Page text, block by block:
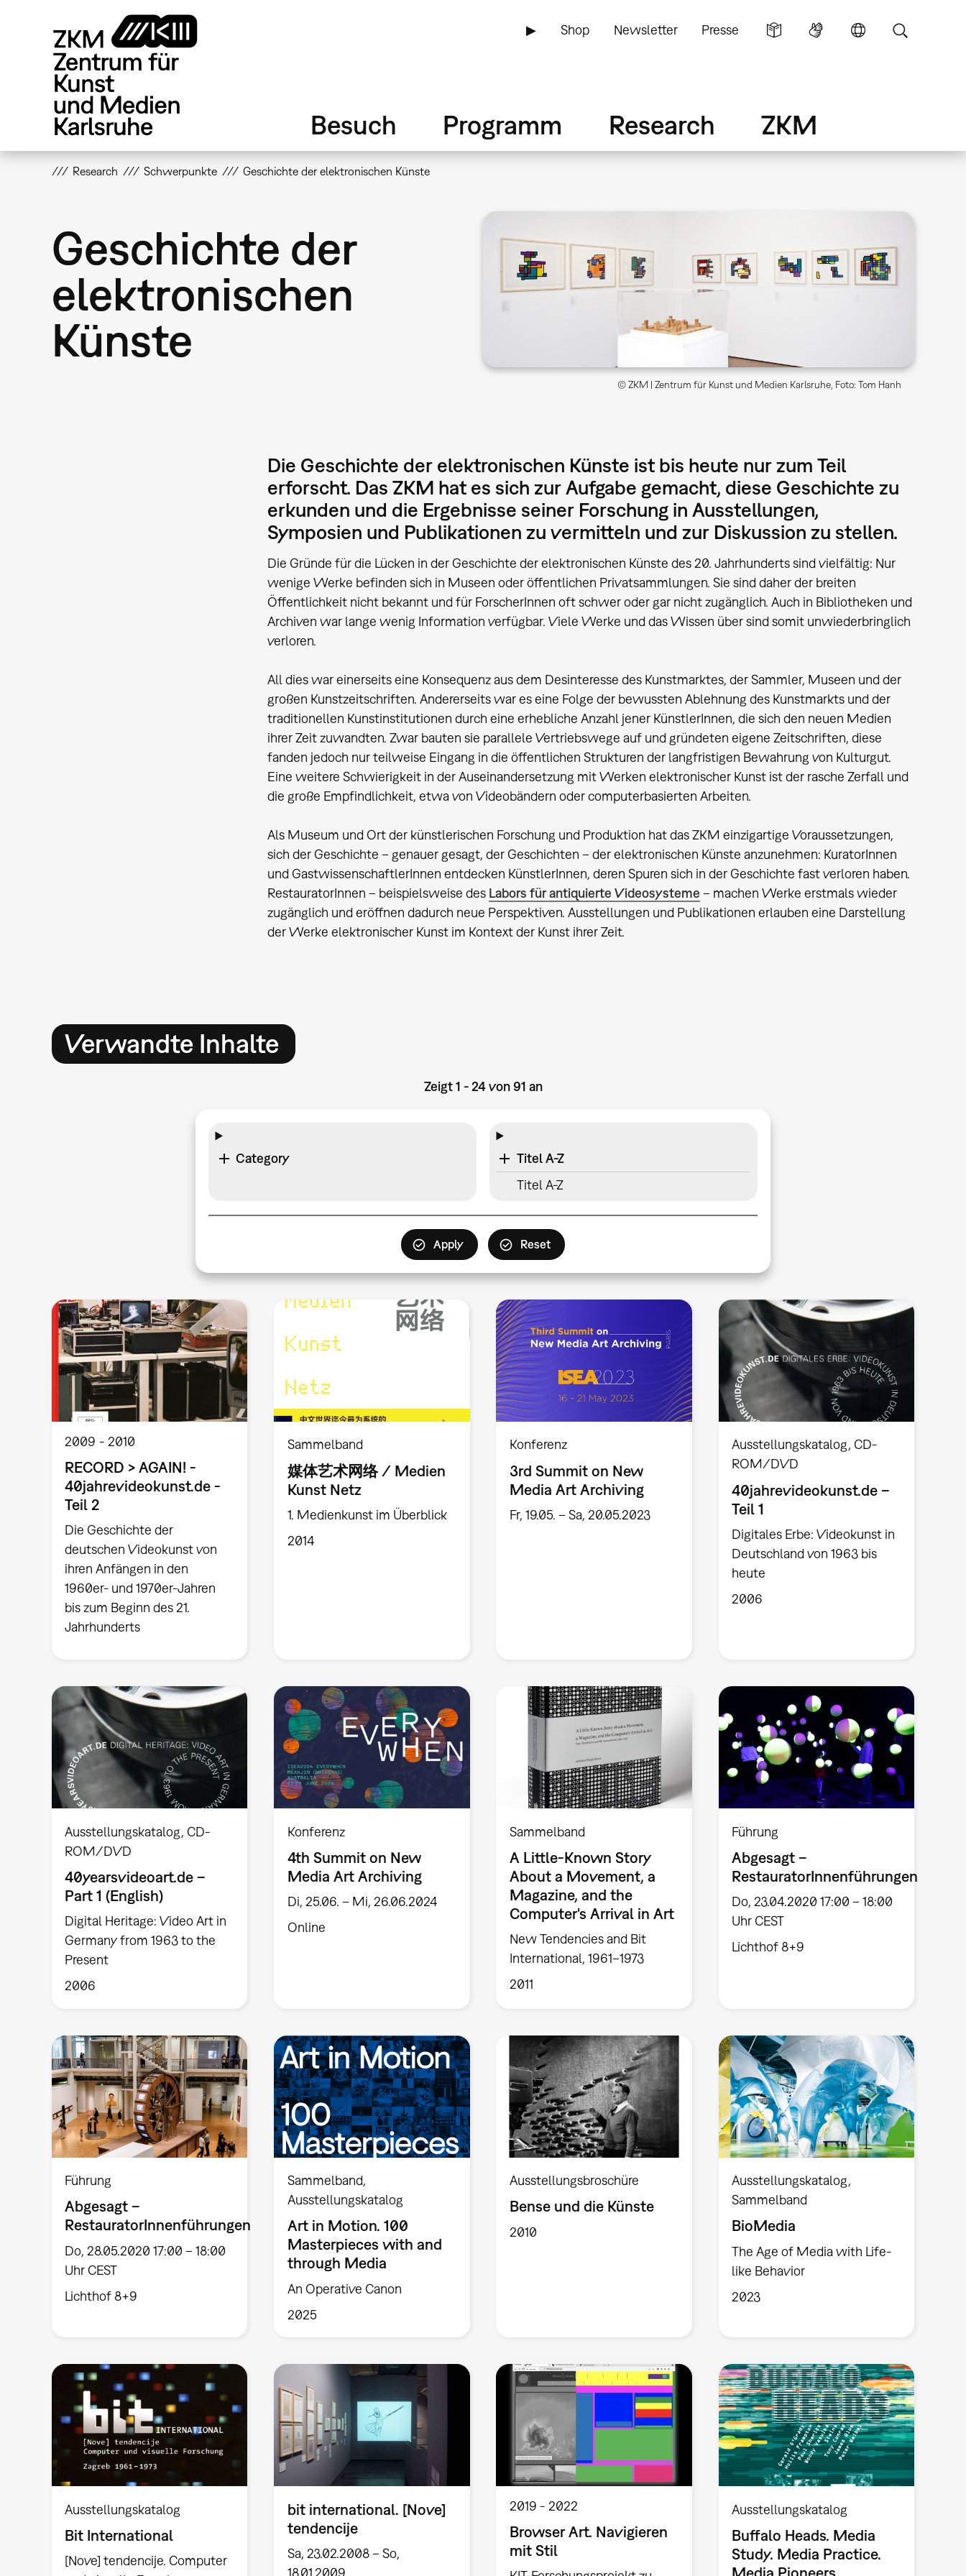
▶ Shop Newsletter Presse
Besuch Programm Research ZKM
Research Schwerpunkte Geschichte der elektronischen Künste
Geschichte der
elektronischen
Künste
© ZKM | Zentrum für Kunst und Medien Karlsruhe, Foto: Tom Hanh
Die Geschichte der elektronischen Künste ist bis heute nur zum Teil
erforscht. Das ZKM hat es sich zur Aufgabe gemacht, diese Geschichte zu
erkunden und die Ergebnisse seiner Forschung in Ausstellungen,
Symposien und Publikationen zu vermitteln und zur Diskussion zu stellen.
Die Gründe für die Lücken in der Geschichte der elektronischen Künste des 20. Jahrhunderts sind vielfältig: Nur
wenige Werke befinden sich in Museen oder öffentlichen Privatsammlungen. Sie sind daher der breiten
Öffentlichkeit nicht bekannt und für ForscherInnen oft schwer oder gar nicht zugänglich. Auch in Bibliotheken und
Archiven war lange wenig Information verfügbar. Viele Werke und das Wissen über sind somit unwiederbringlich
verloren.
All dies war einerseits eine Konsequenz aus dem Desinteresse des Kunstmarktes, der Sammler, Museen und der
großen Kunstzeitschriften. Andererseits war es eine Folge der bewussten Ablehnung des Kunstmarkts und der
traditionellen Kunstinstitutionen durch eine erhebliche Anzahl jener KünstlerInnen, die sich den neuen Medien
ihrer Zeit zuwandten. Zwar bauten sie parallele Vertriebswege auf und gründeten eigene Zeitschriften, diese
fanden jedoch nur teilweise Eingang in die öffentlichen Strukturen der langfristigen Bewahrung von Kulturgut.
Eine weitere Schwierigkeit in der Auseinandersetzung mit Werken elektronischer Kunst ist der rasche Zerfall und
die große Empfindlichkeit, etwa von Videobändern oder computerbasierten Arbeiten.
Als Museum und Ort der künstlerischen Forschung und Produktion hat das ZKM einzigartige Voraussetzungen,
sich der Geschichte – genauer gesagt, der Geschichten – der elektronischen Künste anzunehmen: KuratorInnen
und GastwissenschaftlerInnen entdecken KünstlerInnen, deren Spuren sich in der Geschichte fast verloren haben.
RestauratorInnen – beispielsweise des Labors für antiquierte Videosysteme – machen Werke erstmals wieder
zugänglich und eröffnen dadurch neue Perspektiven. Ausstellungen und Publikationen erlauben eine Darstellung
der Werke elektronischer Kunst im Kontext der Kunst ihrer Zeit.
Verwandte Inhalte
Zeigt 1 - 24 von 91 an
Category
Titel A-Z
Titel A-Z
2009 2010
RECORD > AGAIN! -
40jahrevideokunst.de -
Teil 2
Die Geschichte der
deutschen Videokunst von
ihren Anfängen in den
1960er- und 1970er-Jahren
bis zum Beginn des 21.
Jahrhunderts
Sammelband
媒体艺术网络 / Medien
Kunst Netz
1. Medienkunst im Überblick
2014
Konferenz
3rd Summit on New
Media Art Archiving
Fr, 19.05. – Sa, 20.05.2023
Ausstellungskatalog CD-
ROM/DVD
40jahrevideokunst.de –
Teil 1
Digitales Erbe: Videokunst in
Deutschland von 1963 bis
heute
2006
Ausstellungskatalog CD-
ROM/DVD
40yearsvideoart.de –
Part 1 (English)
Digital Heritage: Video Art in
Germany from 1963 to the
Present
2006
Konferenz
4th Summit on New
Media Art Archiving
Di, 25.06. – Mi, 26.06.2024
Online
Sammelband
A Little-Known Story
About a Movement, a
Magazine, and the
Computer's Arrival in Art
New Tendencies and Bit
International, 1961–1973
2011
Führung
Abgesagt –
RestauratorInnenführungen
Do, 23.04.2020 17:00 – 18:00
Uhr CEST
Lichthof 8+9
Führung
Abgesagt –
RestauratorInnenführungen
Do, 28.05.2020 17:00 – 18:00
Uhr CEST
Lichthof 8+9
Sammelband
Ausstellungskatalog
Art in Motion. 100
Masterpieces with and
through Media
An Operative Canon
2025
Ausstellungsbroschüre
Bense und die Künste
2010
Ausstellungskatalog
Sammelband
BioMedia
The Age of Media with Life-
like Behavior
2023
Ausstellungskatalog
Bit International
[Nove] tendencije. Computer
bit international. [Nove]
tendencije
Sa, 23.02.2008 – So,
18.01.2009
2019 2022
Browser Art. Navigieren
mit Stil
Ausstellungskatalog
Buffalo Heads. Media
Study. Media Practice.
Media Pioneers.